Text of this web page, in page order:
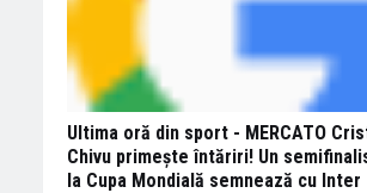
Ultima oră din sport - MERCATO
Chivu primește întăriri! Un
la Cupa Mondială semnează cu Inter